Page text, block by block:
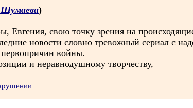
Шумаева)
Евгения, свою точку зрения на
новости словно тревожный сериал с
войны.
и неравнодушному творчеству,